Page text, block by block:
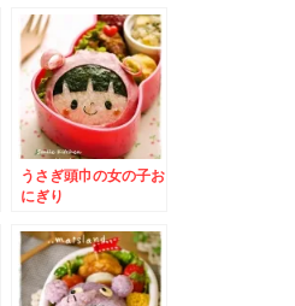
うさぎ頭巾の女の子お
にぎり